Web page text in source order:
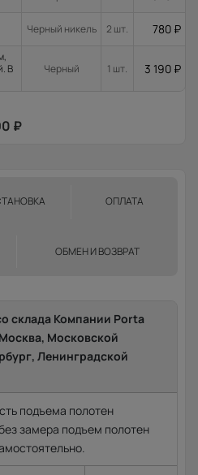
Черный никель 2 шт. 780 ₽
В
Черный 1 шт. 3 190 ₽
₽
ОПЛАТА
ОБМЕН И ВОЗВРАТ
склада Компании Porta
Московской
Ленинградской
подъема полотен
замера подъем полотен